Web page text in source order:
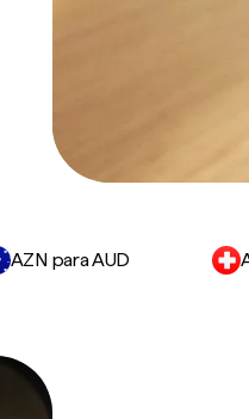
AZN para AUD